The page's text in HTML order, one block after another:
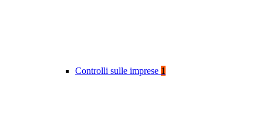
Controlli sulle imprese 1